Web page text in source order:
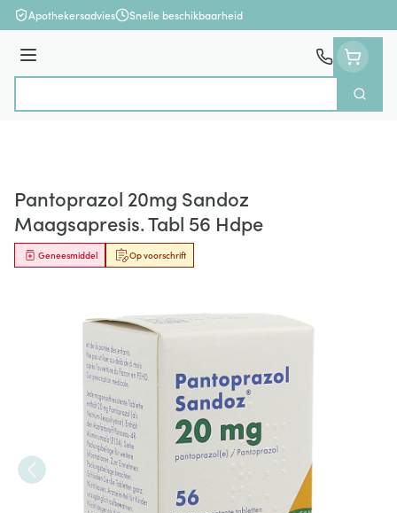
Ga naar de inhoud
Apothekersadvies Snelle beschikbaarheid
Menu
Zoek
Pantoprazol 20mg Sandoz
Maagsapresis. Tabl 56 Hdpe
Op voorschrift
Geneesmiddel